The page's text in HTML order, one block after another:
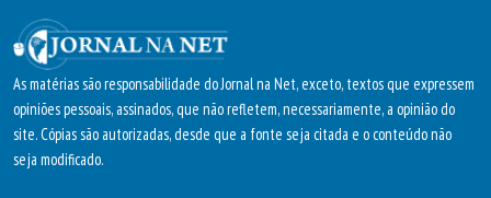
As matérias são responsabilidade do Jornal na Net, exceto, textos que expressem
opiniões pessoais, assinados, que não refletem, necessariamente, a opinião do
site. Cópias são autorizadas, desde que a fonte seja citada e o conteúdo não
seja modificado.